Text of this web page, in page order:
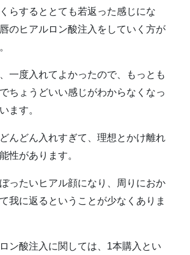
らするととても若返った感じにな
のヒアルロン酸注入をしていく方が
一度入れてよかったので、もっとも
ちょうどいい感じがわからなくなっ
ます。
んどん入れすぎて、理想とかけ離れ
性があります。
ったいヒアル顔になり、周りにおか
我に返るということが少なくありま
ン酸注入に関しては、1本購入とい